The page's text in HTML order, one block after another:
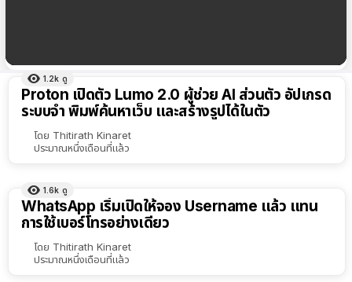
ผลลัพธ์
ทั้งหมด
เรียง
ตาม
เลือก
1.2k ดู
Proton เปิดตัว Lumo 2.0 ผู้ช่วย AI ส่วนตัว อัปเกรด
ระบบจำ พิมพ์ค้นหาเว็บ และสร้างรูปได้ในตัว
โดย Thitirath Kinaret
ประมาณหนึ่งเดือนที่แล้ว
1.6k ดู
WhatsApp เริ่มเปิดให้จอง Username แล้ว แทน
การใช้เบอร์โทรอย่างเดียว
โดย Thitirath Kinaret
ประมาณหนึ่งเดือนที่แล้ว